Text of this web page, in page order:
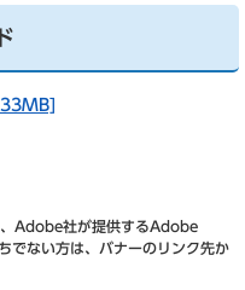
、Adobe社が提供するAdobe
でない方は、バナーのリンク先か